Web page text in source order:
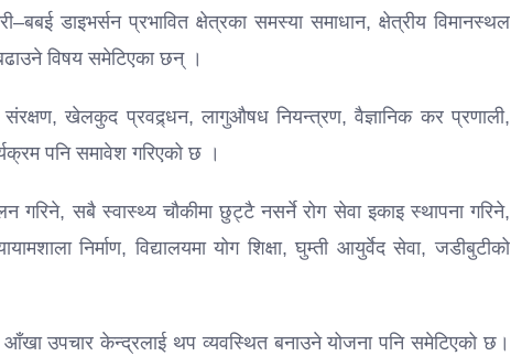
डाइभर्सन प्रभावित क्षेत्रका समस्या समाधान, क्षेत्रीय विमानस्थल
विषय समेटिएका छन् ।
खेलकुद प्रवद्र्धन, लागुऔषध नियन्त्रण, वैज्ञानिक कर प्रणाली,
पनि समावेश गरिएको छ ।
गरिने, सबै स्वास्थ्य चौकीमा छुट्टै नसर्ने रोग सेवा इकाइ स्थापना गरिने,
निर्माण, विद्यालयमा योग शिक्षा, घुम्ती आयुर्वेद सेवा, जडीबुटीको
उपचार केन्द्रलाई थप व्यवस्थित बनाउने योजना पनि समेटिएको छ।